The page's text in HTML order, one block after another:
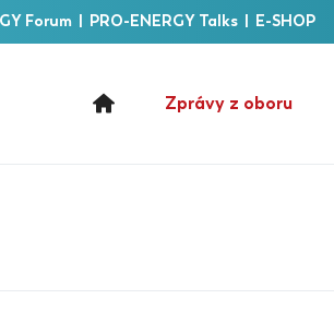
Forum PRO-ENERGY Talks E-SHOP
Zprávy z oboru